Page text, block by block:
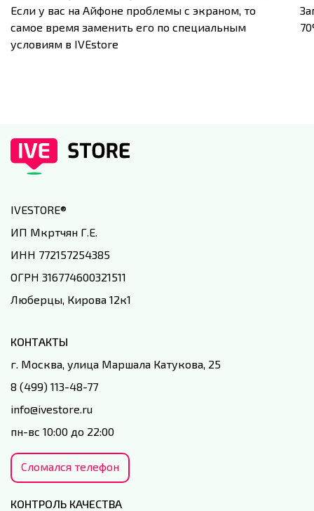
Если у вас на Айфоне проблемы с экраном, то
самое время заменить его по специальным
условиям в IVEstore
IVESTORE®
ИП Мкртчян Г.Е.
ИНН 772157254385
ОГРН 316774600321511
Люберцы, Кирова 12к1
КОНТАКТЫ
г. Москва, улица Маршала Катукова, 25
8 (499) 113-48-77
info@ivestore.ru
пн-вс 10:00 до 22:00
Сломался телефон
КОНТРОЛЬ КАЧЕСТВА